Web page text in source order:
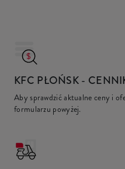
KFC PŁOŃSK-
Aby sprawdzić aktualne ceny i
formularzu powyżej.